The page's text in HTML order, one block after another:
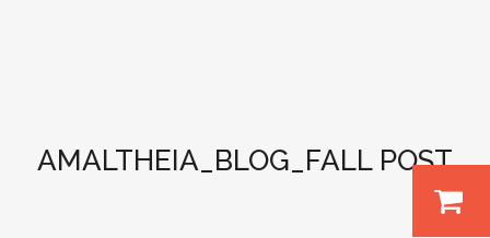
AMALTHEIA_BLOG_FALL POST